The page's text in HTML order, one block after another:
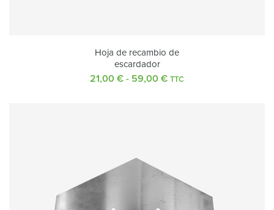
Hoja de recambio de
escardador
21,00 € - 59,00 € Rango
TTC